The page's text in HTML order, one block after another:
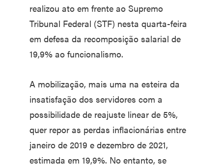
realizou ato em frente ao Supremo
Tribunal Federal (STF) nesta quarta-feira
em defesa da recomposição salarial de
19,9% ao funcionalismo.
A mobilização, mais uma na esteira da
insatisfação dos servidores com a
possibilidade de reajuste linear de 5%,
quer repor as perdas inflacionárias entre
janeiro de 2019 e dezembro de 2021,
estimada em 19,9%. No entanto, se